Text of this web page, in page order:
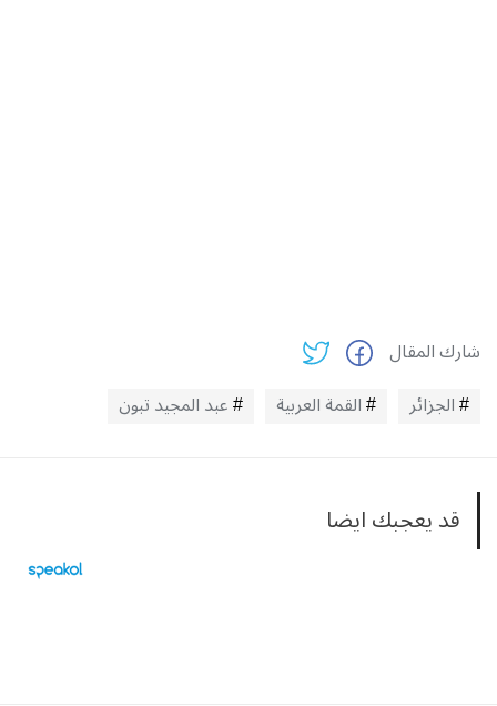
شارك المقال
الجزائر
القمة العربية عبد المجيد تبون
قد يعجبك ايضا